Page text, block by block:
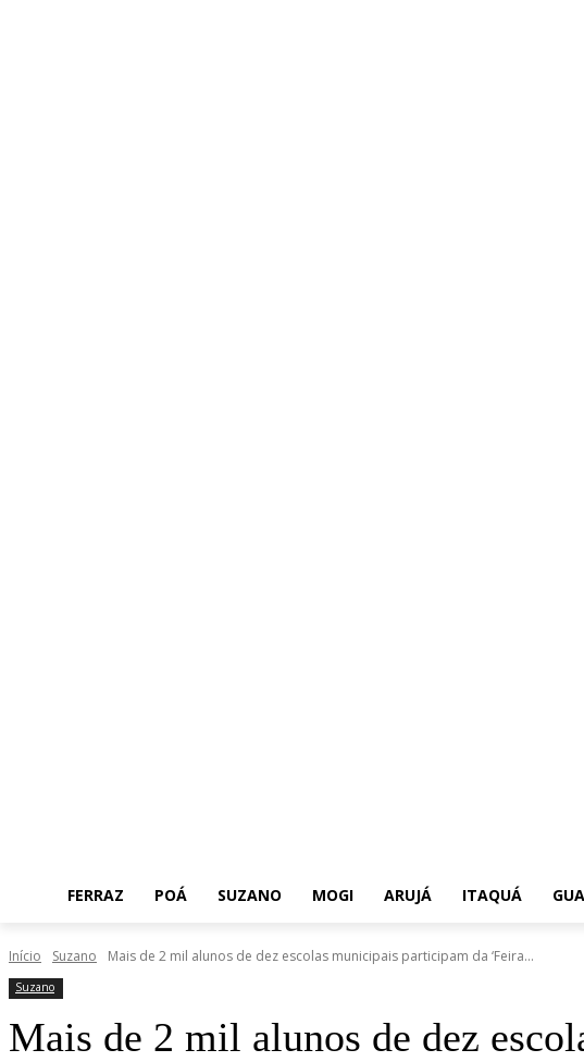
FERRAZ POÁ SUZANO MOGI ARUJÁ ITAQUÁ
Início Suzano Mais de 2 mil alunos de dez escolas municipais participam da ‘Feira...
Suzano
Mais de 2 mil alunos de dez